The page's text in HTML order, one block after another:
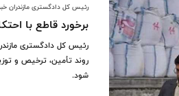
رئیس‌ کل دادگستری مازندران
برخورد قاطع با
رئیس کل دادگستری
روند تأمین، ترخیص و
شود.